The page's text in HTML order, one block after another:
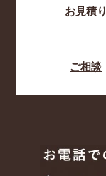
お見積り
ご相談